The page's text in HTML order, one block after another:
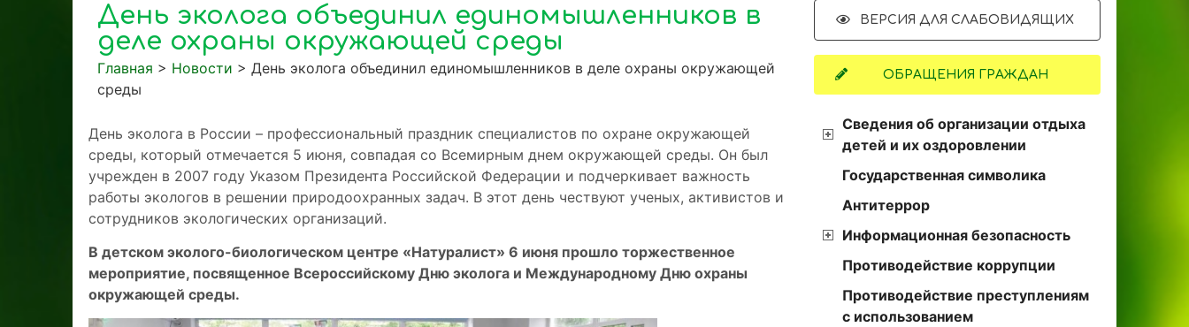
День эколога объединил единомышленников в
деле охраны окружающей среды
Главная > Новости > День эколога объединил единомышленников в деле охраны окружающей
среды
День эколога в России – профессиональный праздник специалистов по охране окружающей
среды, который отмечается 5 июня, совпадая со Всемирным днем окружающей среды. Он был
учрежден в 2007 году Указом Президента Российской Федерации и подчеркивает важность
работы экологов в решении природоохранных задач. В этот день чествуют ученых, активистов и
сотрудников экологических организаций.
В детском эколого-биологическом центре «Натуралист» 6 июня прошло торжественное
мероприятие, посвященное Всероссийскому Дню эколога и Международному Дню охраны
окружающей среды.
ВЕРСИЯ ДЛЯ СЛАБОВИДЯЩИХ
ОБРАЩЕНИЯ ГРАЖДАН
Сведения об организации отдыха
детей и их оздоровлении
Государственная символика
Антитеррор
Информационная безопасность
Противодействие коррупции
Противодействие преступлениям
с использованием